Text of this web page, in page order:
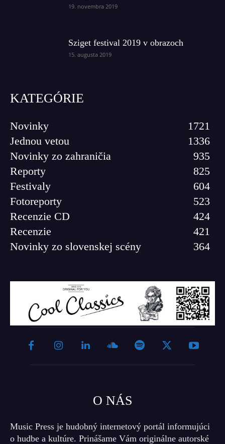
19. novembra 2019
Sziget festival 2019 v obrazoch
15. augusta 2019
KATEGÓRIE
Novinky
1721
Jednou vetou
1336
Novinky zo zahraničia
935
Reporty
825
Festivaly
604
Fotoreporty
523
Recenzie CD
424
Recenzie
421
Novinky zo slovenskej scény
364
O NÁS
Music Press je hudobný internetový portál informujúci
o hudbe a kultúre. Prinášame Vám originálne autorské